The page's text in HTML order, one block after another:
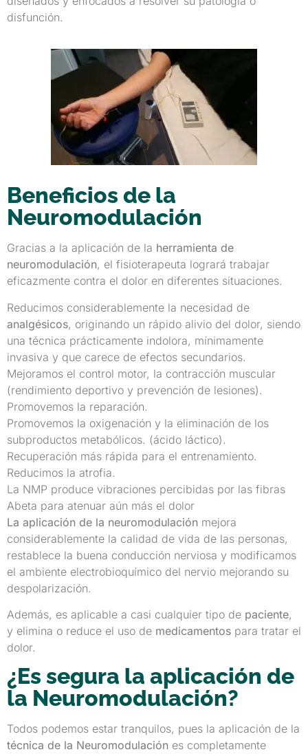
disfunción.
Beneficios de la
Neuromodulación
Gracias a la aplicación de la herramienta de
neuromodulación, el fisioterapeuta logrará trabajar
eficazmente contra el dolor en diferentes situaciones.
Reducimos considerablemente la necesidad de
analgésicos, originando un rápido alivio del dolor, siendo
una técnica prácticamente indolora, mínimamente
invasiva y que carece de efectos secundarios.
Mejoramos el control motor, la contracción muscular
(rendimiento deportivo y prevención de lesiones).
Promovemos la reparación.
Promovemos la oxigenación y la eliminación de los
subproductos metabólicos. (ácido láctico).
Recuperación más rápida para el entrenamiento.
Reducimos la atrofia.
La NMP produce vibraciones percibidas por las fibras
Abeta para atenuar aún más el dolor
La aplicación de la neuromodulación mejora
considerablemente la calidad de vida de las personas,
restablece la buena conducción nerviosa y modificamos
el ambiente electrobioquímico del nervio mejorando su
despolarización.
Además, es aplicable a casi cualquier tipo de paciente,
y elimina o reduce el uso de medicamentos para tratar el
dolor.
¿Es segura la aplicación de
la Neuromodulación?
Todos podemos estar tranquilos, pues la aplicación de la
técnica de la Neuromodulación es completamente